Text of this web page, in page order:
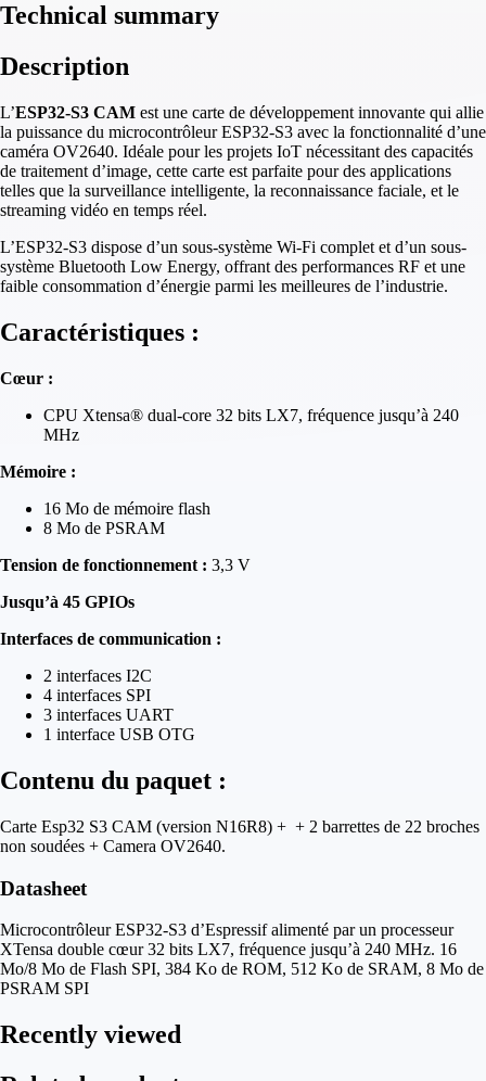
Technical summary
Description
L’ESP32-S3 CAM est une carte de développement innovante qui allie
la puissance du microcontrôleur ESP32-S3 avec la fonctionnalité d’une
caméra OV2640. Idéale pour les projets IoT nécessitant des capacités
de traitement d’image, cette carte est parfaite pour des applications
telles que la surveillance intelligente, la reconnaissance faciale, et le
streaming vidéo en temps réel.
L’ESP32-S3 dispose d’un sous-système Wi-Fi complet et d’un sous-
système Bluetooth Low Energy, offrant des performances RF et une
faible consommation d’énergie parmi les meilleures de l’industrie.
Caractéristiques :
Cœur :
CPU Xtensa® dual-core 32 bits LX7, fréquence jusqu’à 240
MHz
Mémoire :
16 Mo de mémoire flash
8 Mo de PSRAM
Tension de fonctionnement : 3,3 V
Jusqu’à 45 GPIOs
Interfaces de communication :
2 interfaces I2C
4 interfaces SPI
3 interfaces UART
1 interface USB OTG
Contenu du paquet :
Carte Esp32 S3 CAM (version N16R8) + + 2 barrettes de 22 broches
non soudées + Camera OV2640.
Datasheet
Microcontrôleur ESP32-S3 d’Espressif alimenté par un processeur
XTensa double cœur 32 bits LX7, fréquence jusqu’à 240 MHz. 16
Mo/8 Mo de Flash SPI, 384 Ko de ROM, 512 Ko de SRAM, 8 Mo de
PSRAM SPI
Recently viewed